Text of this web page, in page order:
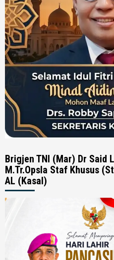
Brigjen TNI (Mar) Dr Said
M.Tr.Opsla Staf Khusus
AL (Kasal)